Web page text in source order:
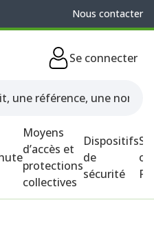
Nous contacter
Se connecter
Moyens
d’accès et
protections
collectives
Dispositifs
de
sécurité